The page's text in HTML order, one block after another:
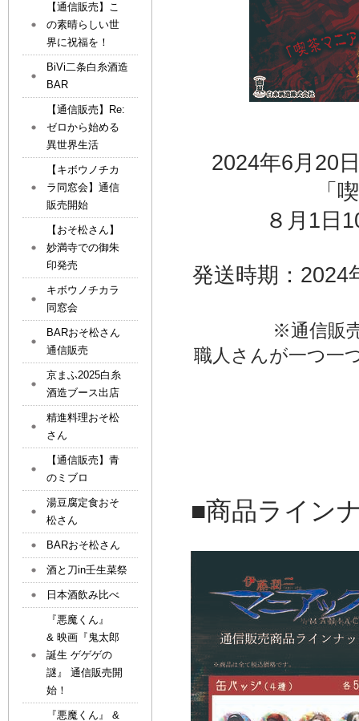
2024年6月20
「
８月1日
発送時期：
※通信販
職人さんが一つ一
■商品ライン
【通信販売】こ
の素晴らしい世
界に祝福を！
BiVi二条白糸酒造
BAR
【通信販売】Re:
ゼロから始める
異世界生活
【キボウノチカ
ラ同窓会】通信
販売開始
【おそ松さん】
妙満寺での御朱
印発売
キボウノチカラ
同窓会
BARおそ松さん
通信販売
京まふ2025白糸
酒造ブース出店
精進料理おそ松
さん
【通信販売】青
のミブロ
湯豆腐定食おそ
松さん
BARおそ松さん
酒と刀in壬生菜祭
日本酒飲み比べ
『悪魔くん』
& 映画『鬼太郎
誕生 ゲゲゲの
謎』 通信販売開
始！
『悪魔くん』 &